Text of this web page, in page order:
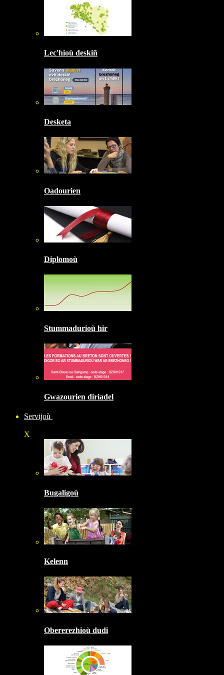
Lec'hioù deskiñ
Desketa
Oadourien
Diplomoù
Stummadurioù hir
Gwazourien diriadel
Servijoù
X
Bugaligoù
Kelenn
Obererezhioù dudi